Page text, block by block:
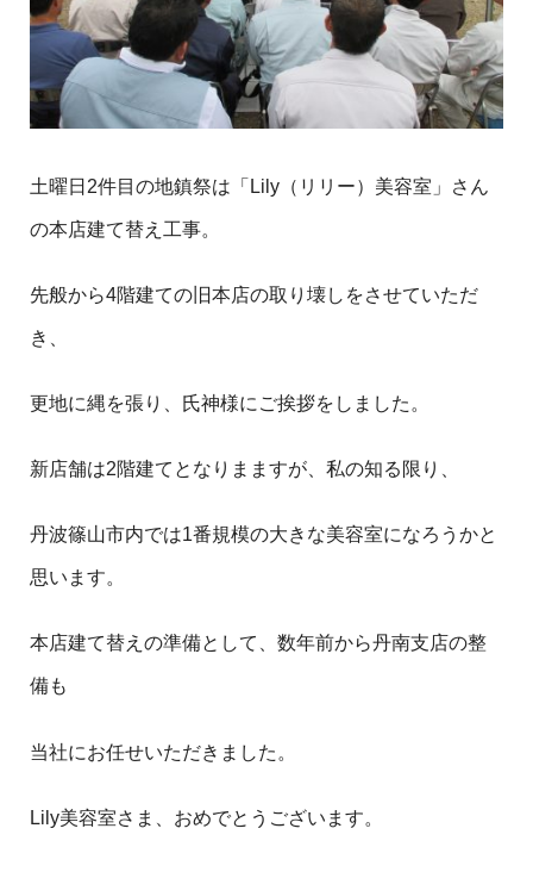
土曜日2件目の地鎮祭は「Lily（リリー）美容室」さん
の本店建て替え工事。
先般から4階建ての旧本店の取り壊しをさせていただ
き、
更地に縄を張り、氏神様にご挨拶をしました。
新店舗は2階建てとなりまますが、私の知る限り、
丹波篠山市内では1番規模の大きな美容室になろうかと
思います。
本店建て替えの準備として、数年前から丹南支店の整
備も
当社にお任せいただきました。
Lily美容室さま、おめでとうございます。